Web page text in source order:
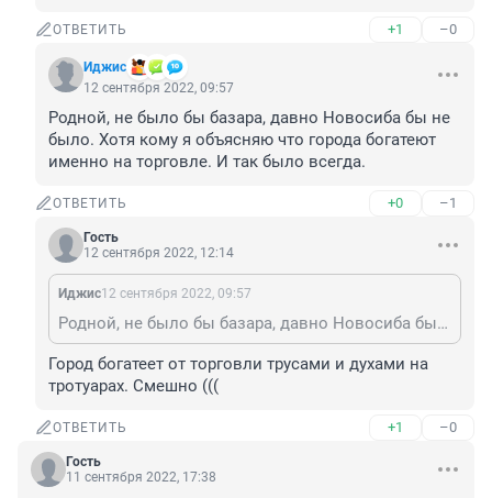
ОТВЕТИТЬ +1 –0
Иджис
12 сентября 2022, 09:57
Родной, не было бы базара, давно Новосиба бы не
было. Хотя кому я объясняю что города богатеют
именно на торговле. И так было всегда.
ОТВЕТИТЬ +0 –1
Гость
12 сентября 2022, 12:14
Иджис12 сентября 2022, 09:57
Родной, не было бы базара, давно Новосиба бы не было. Хотя кому я объясняю что города богатеют именно на торговле. И так было всегда.
Город богатеет от торговли трусами и духами на
тротуарах. Смешно (((
ОТВЕТИТЬ +1 –0
Гость
11 сентября 2022, 17:38